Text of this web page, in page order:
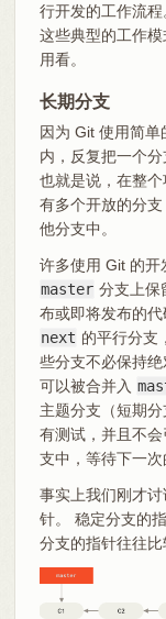
行开发的工作流
这些典型的工作
用看。
长期分支
因为 Git 使用简
内，反复把一个
也就是说，在整
有多个开放的分
他分支中。
许多使用 Git 的开
master 分支上
布或即将发布的
next 的平行分
些分支不必保持
可以被合并入
主题分支（短期
有测试，并且不
支中，等待下一次
事实上我们刚才
针。 稳定分支的
分支的指针往往比